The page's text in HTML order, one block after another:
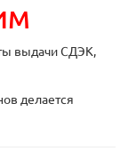
выдачи СДЭК,
делается